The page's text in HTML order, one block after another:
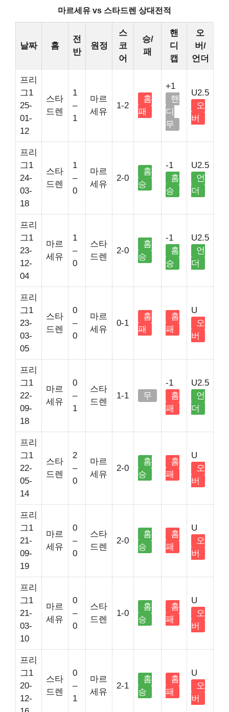
마르세유 vs 스타드렌 상대전적
날짜 홈
전
반
원정
스
코
어
승/
패
핸
디
캡
오
버/
언더
프리
그1
25-
01-
12
스타
드렌
1
–
1
마르
세유
1-2
홈
패
+1
핸
디
무
U2.5
오
버
프리
그1
24-
03-
18
스타
드렌
1
–
0
마르
세유
2-0
홈
승
-1
홈
승
U2.5
언
더
프리
그1
23-
12-
04
마르
세유
1
–
0
스타
드렌
2-0
홈
승
-1
홈
승
U2.5
언
더
프리
그1
23-
03-
05
스타
드렌
0
–
0
마르
세유
0-1
홈
패
홈
패
U
오
버
프리
그1
22-
09-
18
마르
세유
0
–
1
스타
드렌
1-1 무
-1
홈
패
U2.5
언
더
프리
그1
22-
05-
14
스타
드렌
2
–
0
마르
세유
2-0
홈
승
홈
패
U
오
버
프리
그1
21-
09-
19
마르
세유
0
–
0
스타
드렌
2-0
홈
승
홈
패
U
오
버
프리
그1
21-
03-
10
마르
세유
0
–
0
스타
드렌
1-0
홈
승
홈
패
U
오
버
프리
그1
20-
12-
스타
드렌
0
–
1
마르
세유
2-1
홈
승
홈
패
U
오
버